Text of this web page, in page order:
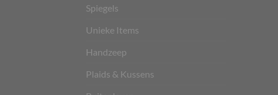
Spiegels
Unieke Items
Handzeep
Plaids & Kussens